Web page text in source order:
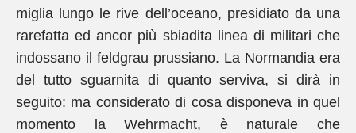
miglia lungo le rive dell’oceano, presidiato da una
rarefatta ed ancor più sbiadita linea di militari che
indossano il feldgrau prussiano. La Normandia era
del tutto sguarnita di quanto serviva, si dirà in
seguito: ma considerato di cosa disponeva in quel
momento la Wehrmacht, è naturale che